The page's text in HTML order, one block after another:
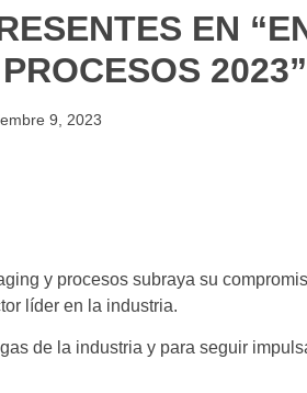
EN
2023”
9, 2023
y procesos subraya su
líder en la industria.
de la industria y para seguir